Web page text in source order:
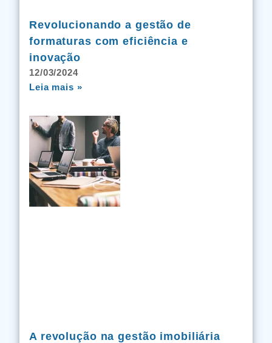
Revolucionando a gestão de
formaturas com eficiência e
inovação
12/03/2024
Leia mais »
A revolução na gestão imobiliária